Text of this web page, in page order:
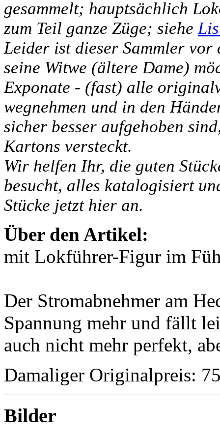
gesammelt; hauptsächlich
zum Teil ganze Züge; siehe
Leider ist dieser Sammler
seine Witwe (ältere Dame)
Exponate - (fast) alle
wegnehmen und in den
sicher besser aufgehoben
Kartons versteckt.
Wir helfen Ihr, die guten
besucht, alles katalogisiert
Stücke jetzt hier an.
Über den Artikel:
mit Lokführer-Figur im
Der Stromabnehmer am
Spannung mehr und fällt
auch nicht mehr perfekt,
Damaliger Originalpreis:
Bilder